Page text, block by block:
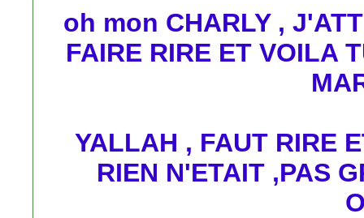
oh mon CHARLY ,
FAIRE RIRE ET VOILA
YALLAH , FAUT RIRE
RIEN N'ETAIT ,PAS